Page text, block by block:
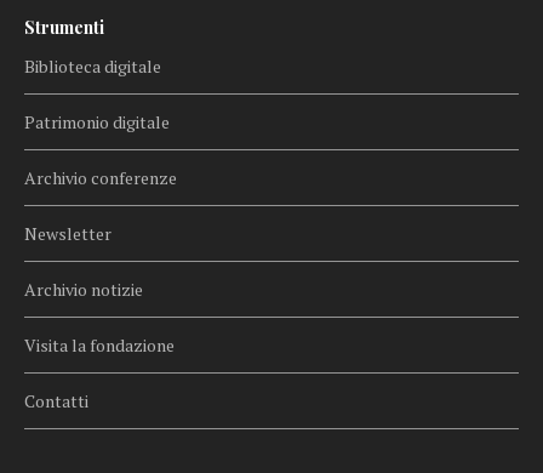
Strumenti
Biblioteca digitale
Patrimonio digitale
Archivio conferenze
Newsletter
Archivio notizie
Visita la fondazione
Contatti